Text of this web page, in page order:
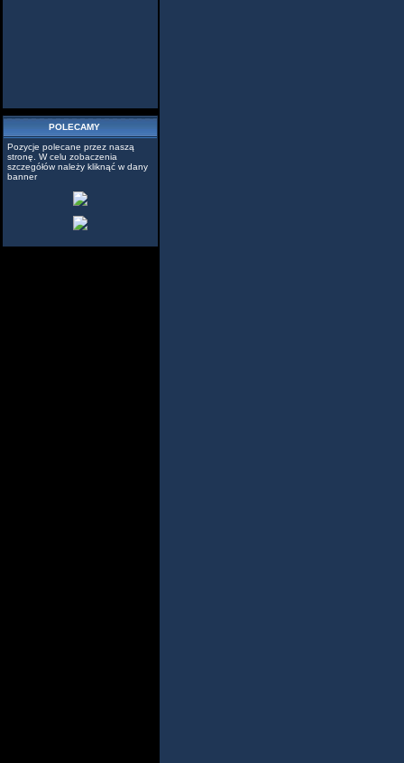
POLECAMY
Pozycje polecane przez naszą
stronę. W celu zobaczenia
szczegółów należy kliknąć w dany
banner